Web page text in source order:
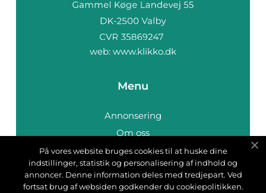
web: www.klikko.dk
Menu
Annonsering
Om oss
Cookies
Kontakta oss
Sitemap
På vores website bruges cookies til at huske dine
indstillinger, statistik og personalisering af indhold og
annoncer. Denne information deles med tredjepart. Ved
fortsat brug af websiden godkender du cookiepolitikken.